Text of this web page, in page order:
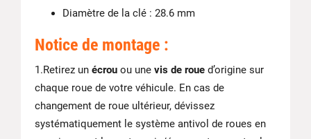
Diamètre de la clé : 28.6 mm
Notice de montage :
1.Retirez un écrou ou une vis de roue d’origine sur
chaque roue de votre véhicule. En cas de
changement de roue ultérieur, dévissez
systématiquement le système antivol de roues en